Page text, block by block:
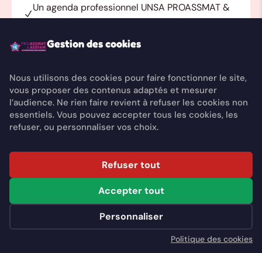
Un agenda professionnel UNSA PROASSMAT &
ASSFAM
Un cadeau utile au quotidien
disponible en boutique à tarif avantageux
Asso & Crèche Familiale
L'année 2026 (1er Juillet – 31 décembre) Tarif
Assistante maternelle adhérente d'une
Gestion des cookies
Nous utilisons des cookies pour faire fonctionner le site,
vous proposer des contenus adaptés et mesurer
l’audience. Ne rien faire revient à refuser les cookies non
essentiels. Vous pouvez accepter tous les cookies, les
refuser, ou personnaliser vos choix.
Refuser tout
Accepter tout
Personnaliser
Politique des cookies